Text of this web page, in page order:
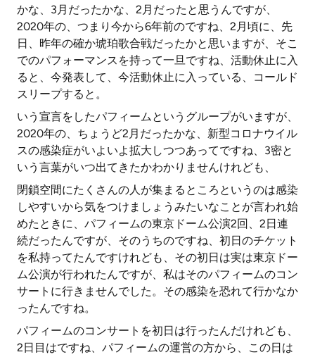
かな、3月だったかな、2月だったと思うんですが、
2020年の、つまり今から6年前のですね、2月頃に、先
日、昨年の確か琥珀歌合戦だったかと思いますが、そこ
でのパフォーマンスを持って一旦ですね、活動休止に入
ると、今発表して、今活動休止に入っている、コールド
スリープすると。
いう宣言をしたパフィームというグループがいますが、
2020年の、ちょうど2月だったかな、新型コロナウイル
スの感染症がいよいよ拡大しつつあってですね、3密と
いう言葉がいつ出てきたかわかりませんけれども、
閉鎖空間にたくさんの人が集まるところというのは感染
しやすいから気をつけましょうみたいなことが言われ始
めたときに、パフィームの東京ドーム公演2回、2日連
続だったんですが、そのうちのですね、初日のチケット
を私持ってたんですけれども、その初日は実は東京ドー
ム公演が行われたんですが、私はそのパフィームのコン
サートに行きませんでした。その感染を恐れて行かなか
ったんですね。
パフィームのコンサートを初日は行ったんだけれども、
2日目はですね、パフィームの運営の方から、この日は